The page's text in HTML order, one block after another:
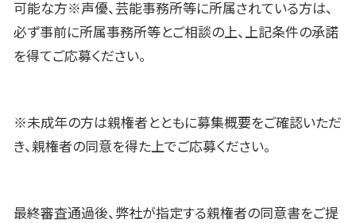
可能な方※声優、芸能事務所等に所属されている方は、
必ず事前に所属事務所等とご相談の上、上記条件の承諾
を得てご応募ください。
※未成年の方は親権者とともに募集概要をご確認いただ
き、親権者の同意を得た上でご応募ください。
最終審査通過後、弊社が指定する親権者の同意書をご提